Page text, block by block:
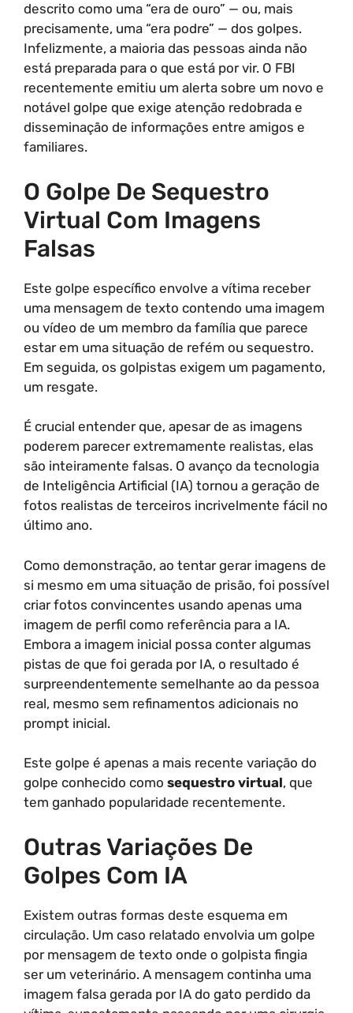
descrito como uma “era de ouro” — ou, mais
precisamente, uma “era podre” — dos golpes.
Infelizmente, a maioria das pessoas ainda não
está preparada para o que está por vir. O FBI
recentemente emitiu um alerta sobre um novo e
notável golpe que exige atenção redobrada e
disseminação de informações entre amigos e
familiares.
O Golpe De Sequestro
Virtual Com Imagens
Falsas
Este golpe específico envolve a vítima receber
uma mensagem de texto contendo uma imagem
ou vídeo de um membro da família que parece
estar em uma situação de refém ou sequestro.
Em seguida, os golpistas exigem um pagamento,
um resgate.
É crucial entender que, apesar de as imagens
poderem parecer extremamente realistas, elas
são inteiramente falsas. O avanço da tecnologia
de Inteligência Artificial (IA) tornou a geração de
fotos realistas de terceiros incrivelmente fácil no
último ano.
Como demonstração, ao tentar gerar imagens de
si mesmo em uma situação de prisão, foi possível
criar fotos convincentes usando apenas uma
imagem de perfil como referência para a IA.
Embora a imagem inicial possa conter algumas
pistas de que foi gerada por IA, o resultado é
surpreendentemente semelhante ao da pessoa
real, mesmo sem refinamentos adicionais no
prompt inicial.
Este golpe é apenas a mais recente variação do
golpe conhecido como sequestro virtual, que
tem ganhado popularidade recentemente.
Outras Variações De
Golpes Com IA
Existem outras formas deste esquema em
circulação. Um caso relatado envolvia um golpe
por mensagem de texto onde o golpista fingia
ser um veterinário. A mensagem continha uma
imagem falsa gerada por IA do gato perdido da